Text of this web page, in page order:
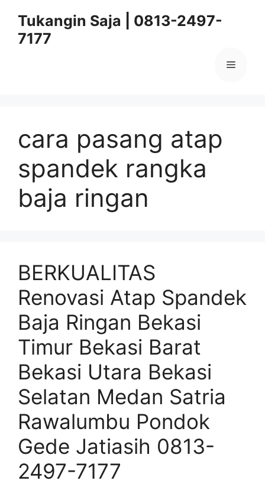
content
Tukangin Saja | 0813-2497-
7177
Menu
cara pasang atap
spandek rangka
baja ringan
BERKUALITAS
Renovasi Atap Spandek
Baja Ringan Bekasi
Timur Bekasi Barat
Bekasi Utara Bekasi
Selatan Medan Satria
Rawalumbu Pondok
Gede Jatiasih 0813-
2497-7177